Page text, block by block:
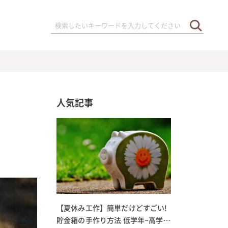
人気記事
【夏休み工作】簡単だけどすごい!
貯金箱の手作り方法 低学年~高学年